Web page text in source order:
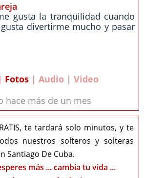
gusta la tranquilidad cuando
divertirme mucho y pasar
| Fotos| Audio | Video
hace más de un mes
te tardará solo minutos, y te
nuestros solteros y solteras
Santiago De Cuba.
más ... cambia tu vida ...